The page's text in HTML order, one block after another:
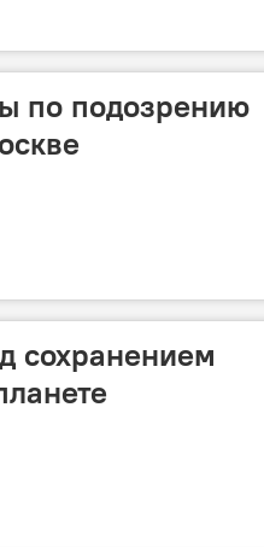
по подозрению
сохранением